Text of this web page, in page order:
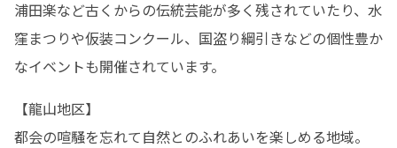
浦田楽など古くからの伝統芸能が多く残されていたり、水
窪まつりや仮装コンクール、国盗り綱引きなどの個性豊か
なイベントも開催されています。
【龍山地区】
都会の喧騒を忘れて自然とのふれあいを楽しめる地域。